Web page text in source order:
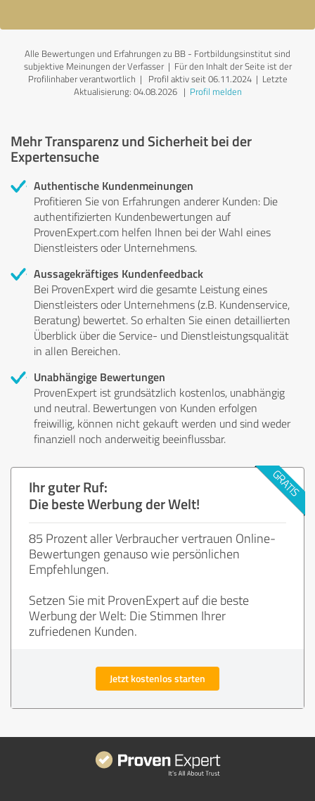
Alle Bewertungen und Erfahrungen zu BB - Fortbildungsinstitut sind
subjektive Meinungen der Verfasser | Für den Inhalt der Seite ist der
Profilinhaber verantwortlich | Profil aktiv seit 06.11.2024 | Letzte
Aktualisierung: 04.08.2026| Profil melden
Mehr Transparenz und Sicherheit bei der
Expertensuche
Authentische Kundenmeinungen
Profitieren Sie von Erfahrungen anderer Kunden: Die
authentifizierten Kundenbewertungen auf
ProvenExpert.com helfen Ihnen bei der Wahl eines
Dienstleisters oder Unternehmens.
Aussagekräftiges Kundenfeedback
Bei ProvenExpert wird die gesamte Leistung eines
Dienstleisters oder Unternehmens (z.B. Kundenservice,
Beratung) bewertet. So erhalten Sie einen detaillierten
Überblick über die Service- und Dienstleistungsqualität
in allen Bereichen.
Unabhängige Bewertungen
ProvenExpert ist grundsätzlich kostenlos, unabhängig
und neutral. Bewertungen von Kunden erfolgen
freiwillig, können nicht gekauft werden und sind weder
finanziell noch anderweitig beeinflussbar.
Ihr guter Ruf:
Die beste Werbung der Welt!
85 Prozent aller Verbraucher vertrauen Online-
Bewertungen genauso wie persönlichen
Empfehlungen.
Setzen Sie mit ProvenExpert auf die beste
Werbung der Welt: Die Stimmen Ihrer
zufriedenen Kunden.
Jetzt kostenlos starten